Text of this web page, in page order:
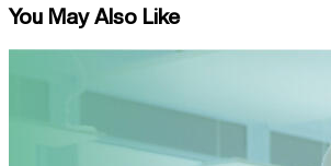
You May Also Like